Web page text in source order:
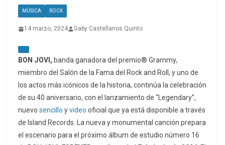
MÚSICA ROCK
14 marzo, 2024 Gaby Castellanos Quinto
BON JOVI, banda ganadora del premio® Grammy,
miembro del Salón de la Fama del Rock and Roll, y uno de
los actos más icónicos de la historia, continúa la celebración
de su 40 aniversario, con el lanzamiento de “Legendary”,
nuevo sencillo yvideo oficial que ya está disponible a través
de Island Records. La nueva y monumental canción prepara
el escenario para el próximo álbum de estudio número 16